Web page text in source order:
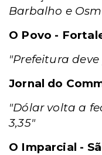
Barbalho e
O Povo -
"Prefeitura
Jornal do
"Dólar volta a
3,35"
O Imparcial -